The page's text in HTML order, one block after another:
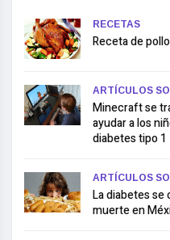
RECETAS
Receta de
ARTÍCULOS
Minecraft se
ayudar a los
diabetes tipo 1
ARTÍCULOS
La diabetes se
muerte en